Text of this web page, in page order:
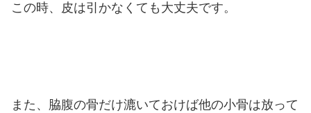
この時、皮は引かなくても大丈夫です。
また、脇腹の骨だけ漉いておけば他の小骨は放って